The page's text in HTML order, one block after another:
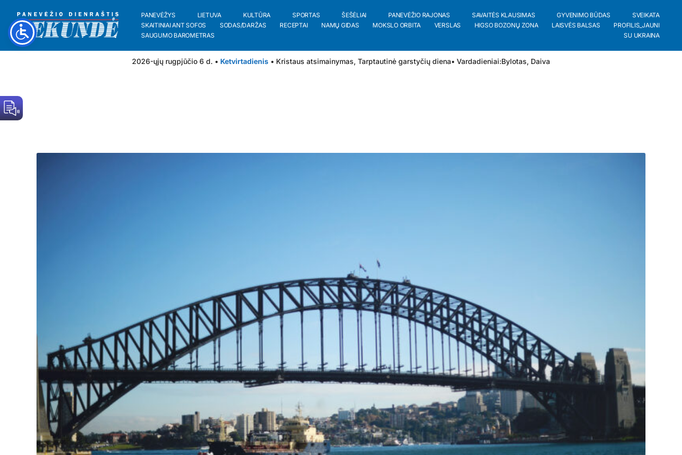
PANEVĖŽYS LIETUVA KULTŪRA SPORTAS ŠEŠĖLIAI PANEVĖŽIO RAJONAS SAVAITĖS KLAUSIMAS GYVENIMO BŪDAS
SVEIKATA
SKAITINIAI ANT SOFOS
SODAS/DARŽAS RECEPTAI NAMŲ GIDAS MOKSLO ORBITA VERSLAS HIGSO BOZONŲ ZONA LAISVĖS BALSAS
PROFILIS_JAUNI
SAUGUMO BAROMETRAS
SU UKRAINA
2026-ųjų rugpjūčio 6 d. • Ketvirtadienis • Kristaus atsimainymas, Tarptautinė garstyčių diena• Vardadieniai:Bylotas, Daiva